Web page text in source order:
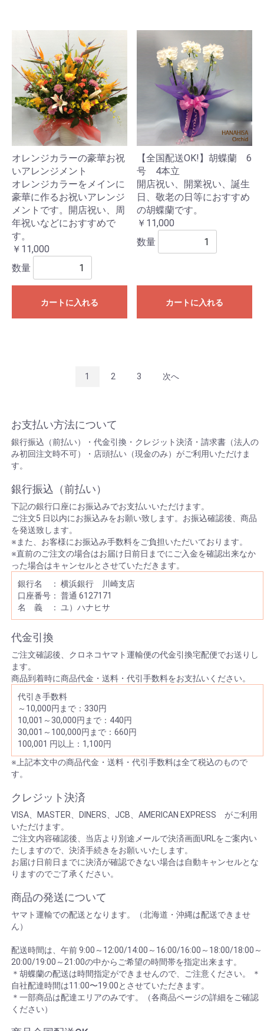
オレンジカラーの豪華お祝
いアレンジメント
オレンジカラーをメインに
豪華に作るお祝いアレンジ
メントです。開店祝い、周
年祝いなどにおすすめで
す。
￥11,000
数量
カートに入れる
【全国配送OK!】胡蝶蘭 6
号 4本立
開店祝い、開業祝い、誕生
日、敬老の日等におすすめ
の胡蝶蘭です。
￥11,000
数量
カートに入れる
1 2 3 次へ
お支払い方法について
銀行振込（前払い）・代金引換・クレジット決済・請求書（法人の
み初回注文時不可）・店頭払い（現金のみ）がご利用いただけま
す。
銀行振込（前払い）
下記の銀行口座にお振込みでお支払いいただけます。
ご注文5 日以内にお振込みをお願い致します。お振込確認後、商品
を発送致します。
※また、お客様にお振込み手数料をご負担いただいております。
※直前のご注文の場合はお届け日前日までにご入金を確認出来なか
った場合はキャンセルとさせていただきます。
銀行名 ： 横浜銀行 川崎支店
口座番号： 普通 6127171
名 義 ： ユ）ハナヒサ
代金引換
ご注文確認後、クロネコヤマト運輸便の代金引換宅配便でお送りし
ます。
商品到着時に商品代金・送料・代引手数料をお支払いください。
代引き手数料
～10,000円まで：330円
10,001～30,000円まで：440円
30,001～100,000円まで：660円
100,001 円以上：1,100円
※上記本文中の商品代金・送料・代引手数料は全て税込のもので
す。
クレジット決済
VISA、MASTER、DINERS、JCB、AMERICAN EXPRESS がご利用
いただけます。
ご注文内容確認後、当店より別途メールで決済画面URLをご案内い
たしますので、決済手続きをお願いいたします。
お届け日前日までに決済が確認できない場合は自動キャンセルとな
りますのでご了承ください。
商品の発送について
ヤマト運輸での配送となります。（北海道・沖縄は配送できませ
ん）
配送時間は、午前 9:00～12:00/14:00～16:00/16:00～18:00/18:00～
20:00/19:00～21:00の中からご希望の時間帯を指定出来ます。
＊胡蝶蘭の配送は時間指定ができませんので、ご注意ください。 ＊
自社配達時間は11:00〜19:00とさせていただきます。
＊一部商品は配達エリアのみです。（各商品ページの詳細をご確認
ください）